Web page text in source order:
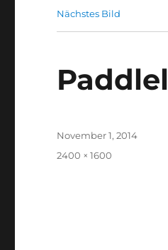
Nächstes Bild
Veröffentlicht
November 1, 2014
Originalgröße
2400 × 1600